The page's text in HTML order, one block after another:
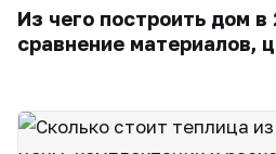
Из чего построить дом в
сравнение материалов,